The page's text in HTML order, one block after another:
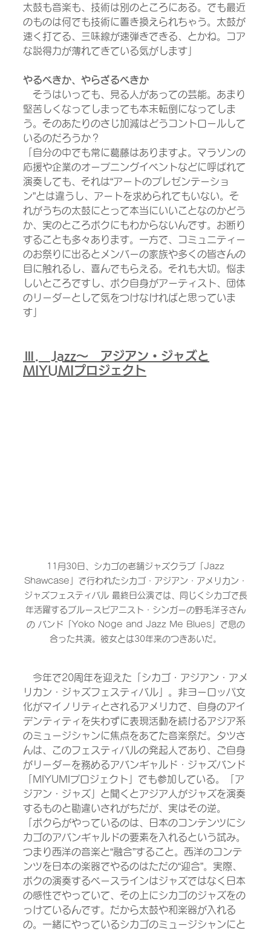
太鼓も音楽も、技術は別のところにある。でも最近
のものは何でも技術に置き換えられちゃう。太鼓が
速く打てる、三味線が速弾きできる、とかね。コア
やるべきか、やらざるべきか
そうはいっても、見る人があっての芸能。あまり
堅苦しくなってしまっても本末転倒になってしま
う。そのあたりのさじ加減はどうコントロールして
いるのだろうか？
「自分の中でも常に葛藤はありますよ。マラソンの
応援や企業のオープニングイベントなどに呼ばれて
演奏しても、それは“アートのプレゼンテーショ
ン”とは違うし、アートを求められてもいない。そ
れがうちの太鼓にとって本当にいいことなのかどう
か、実のところボクにもわからないんです。お断り
することも多々あります。一方で、コミュニティー
のお祭りに出るとメンバーの家族や多くの皆さんの
目に触れるし、喜んでもらえる。それも大切。悩ま
しいところですし、ボク自身がアーティスト、団体
のリーダーとして気をつけなければと思っていま
す」
Ⅲ.　Jazz～　アジアン・ジャズと
MIYUMIプロジェクト
Shawcase」で行われたシカゴ・アジアン・アメリカン・
ジャズフェスティバル 最終日公演では、同じくシカゴで長
年活躍するブルースピアニスト・シンガーの野毛洋子さん
の バンド「Yoko Noge and Jazz Me Blues」で息の
合った共演。彼女とは30年来のつきあいだ。
今年で20周年を迎えた「シカゴ・アジアン・アメ
リカン・ジャズフェスティバル」。非ヨーロッパ文
化がマイノリティとされるアメリカで、自身のアイ
デンティティを失わずに表現活動を続けるアジア系
のミュージシャンに焦点をあてた音楽祭だ。タツさ
んは、このフェスティバルの発起人であり、ご自身
がリーダーを務めるアバンギャルド・ジャズバンド
「MIYUMIプロジェクト」でも参加している。「ア
ジアン・ジャズ」と聞くとアジア人がジャズを演奏
するものと勘違いされがちだが、実はその逆。
「ボクらがやっているのは、日本のコンテンツにシ
カゴのアバンギャルドの要素を入れるという試み。
つまり西洋の音楽と“融合”すること。西洋のコンテ
ンツを日本の楽器でやるのはただの“迎合”。実際、
ボクの演奏するベースラインはジャズではなく日本
の感性でやっていて、その上にシカゴのジャズをの
っけているんです。だから太鼓や和楽器が入れる
の。一緒にやっているシカゴのミュージシャンにと